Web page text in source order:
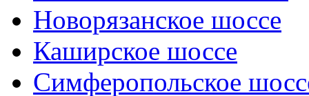
Новорязанское шоссе
Каширское шоссе
Симферопольское